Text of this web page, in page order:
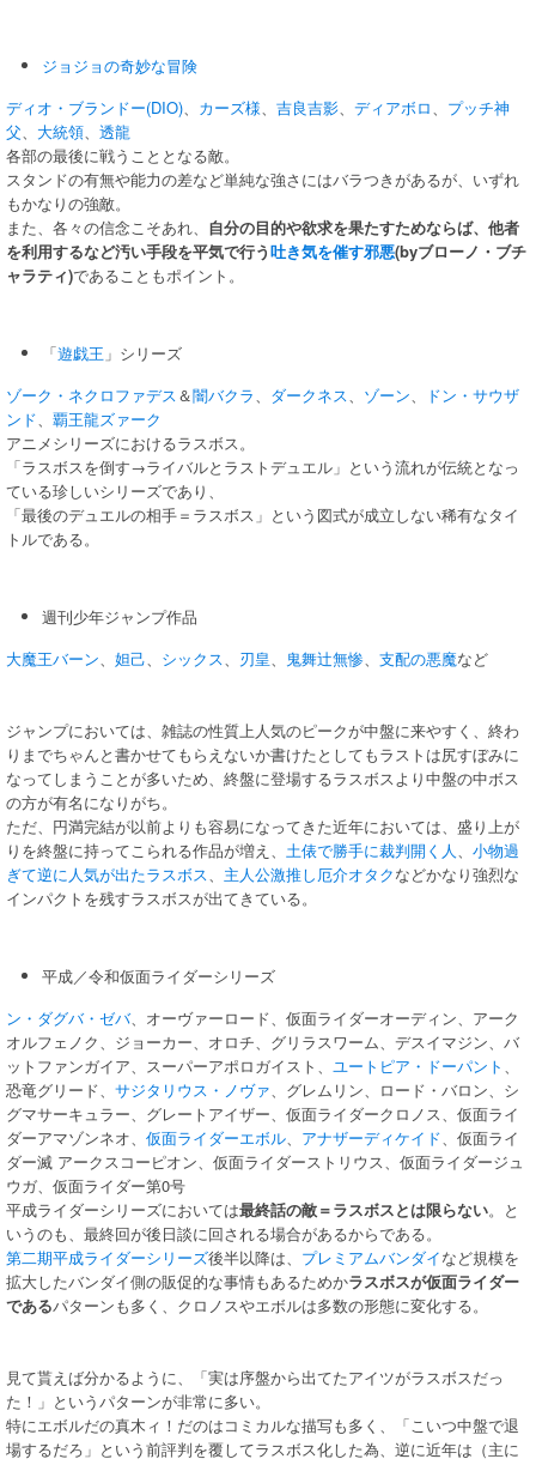
ジョジョの奇妙な冒険
ディオ・ブランドー(DIO)、 カーズ様、 吉良吉影、 ディアボロ、 プッチ神
父、 大統領、 透龍
各部の最後に戦うこととなる敵。
スタンドの有無や能力の差など単純な強さにはバラつきがあるが、いずれ
もかなりの強敵。
また、各々の信念こそあれ、 自分の目的や欲求を果たすためならば、他者
を利用するなど汚い手段を平気で行う吐き気を催す邪悪(byブローノ・ブチ
ャラティ)であることもポイント。
「遊戯王 」シリーズ
ゾーク・ネクロファデス＆闇バクラ、 ダークネス、 ゾーン、
ドン・サウザ
ンド、 覇王龍ズァーク
アニメシリーズにおけるラスボス。
「ラスボスを倒す→ライバルとラストデュエル」という流れが伝統となっ
ている珍しいシリーズであり、
「最後のデュエルの相手＝ラスボス」という図式が成立しない稀有なタイ
トルである。
週刊少年ジャンプ作品
大魔王バーン、 妲己、 シックス、 刃皇、 鬼舞辻無惨、 支配の悪魔など
ジャンプにおいては、雑誌の性質上人気のピークが中盤に来やすく、終わ
りまでちゃんと書かせてもらえないか書けたとしてもラストは尻すぼみに
なってしまうことが多いため、終盤に登場するラスボスより中盤の中ボス
の方が有名になりがち。
ただ、円満完結が以前よりも容易になってきた近年においては、盛り上が
りを終盤に持ってこられる作品が増え、 土俵で勝手に裁判開く人、 小物過
ぎて逆に人気が出たラスボス、 主人公激推し厄介オタクなどかなり強烈な
インパクトを残すラスボスが出てきている。
平成／令和仮面ライダーシリーズ
ン・ダグバ・ゼバ、オーヴァーロード、仮面ライダーオーディン、アーク
オルフェノク、ジョーカー、オロチ、グリラスワーム、デスイマジン、バ
ットファンガイア、スーパーアポロガイスト、 ユートピア・ドーパント 、
恐竜グリード、 サジタリウス・ノヴァ、グレムリン、ロード・バロン、シ
グマサーキュラー、グレートアイザー、仮面ライダークロノス、仮面ライ
ダーアマゾンネオ、 仮面ライダーエボル、 アナザーディケイド、仮面ライ
ダー滅 アークスコーピオン、仮面ライダーストリウス、仮面ライダージュ
ウガ、仮面ライダー第0号
平成ライダーシリーズにおいては最終話の敵＝ラスボスとは限らない。と
いうのも、最終回が後日談に回される場合があるからである。
第二期平成ライダーシリーズ後半以降は、 プレミアムバンダイなど規模を
拡大したバンダイ側の販促的な事情もあるためかラスボスが仮面ライダー
であるパターンも多く、クロノスやエボルは多数の形態に変化する。
見て貰えば分かるように、「実は序盤から出てたアイツがラスボスだっ
た！」というパターンが非常に多い。
特にエボルだの真木ィ！だのはコミカルな描写も多く、「こいつ中盤で退
場するだろ」という前評判を覆してラスボス化した為、逆に近年は（主に